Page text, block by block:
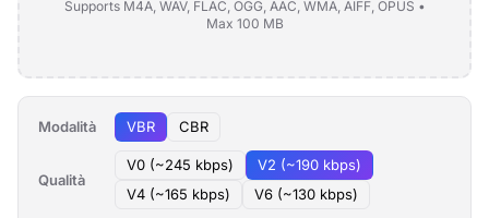
Supports M4A, WAV, FLAC, OGG, AAC, WMA, AIFF, OPUS •
Max 100 MB
Modalità VBR CBR
Qualità
V0 (~245 kbps)
V2 (~190 kbps)
V4 (~165 kbps)
V6 (~130 kbps)